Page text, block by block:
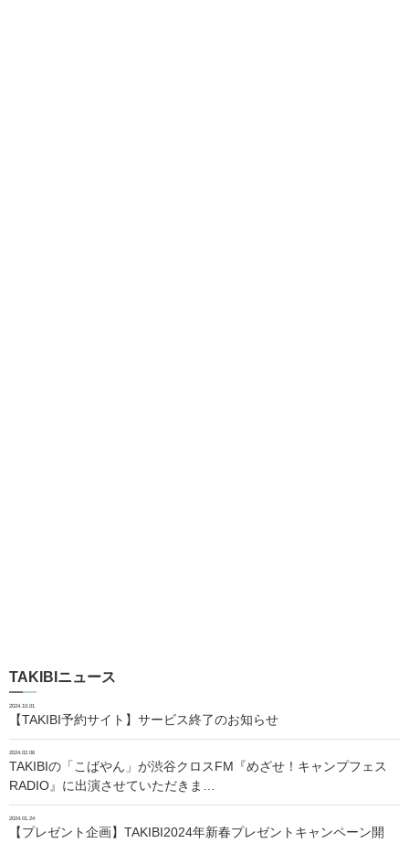
TAKIBIニュース
2024.10.01
【TAKIBI予約サイト】サービス終了のお知らせ
2024.02.06
TAKIBIの「こばやん」が渋谷クロスFM『めざせ！キャンプフェス
RADIO』に出演させていただきま…
2024.01.24
【プレゼント企画】TAKIBI2024年新春プレゼントキャンペーン開